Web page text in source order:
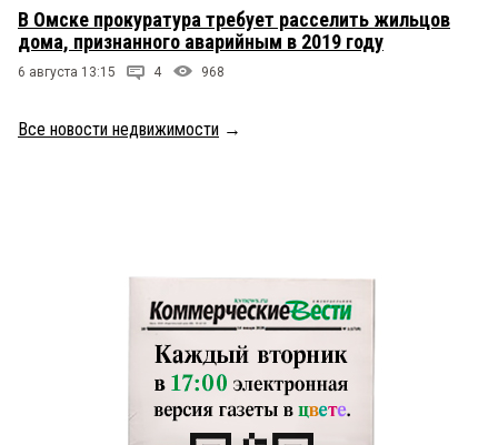
В Омске прокуратура требует расселить жильцов
дома, признанного аварийным в 2019 году
6 августа 13:15 4 968
Все новости недвижимости →